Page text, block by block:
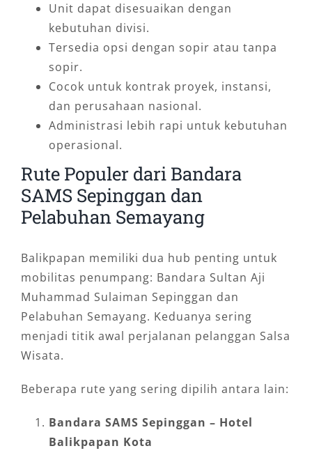
Unit dapat disesuaikan dengan
kebutuhan divisi.
Tersedia opsi dengan sopir atau tanpa
sopir.
Cocok untuk kontrak proyek, instansi,
dan perusahaan nasional.
Administrasi lebih rapi untuk kebutuhan
operasional.
Rute Populer dari Bandara
SAMS Sepinggan dan
Pelabuhan Semayang
Balikpapan memiliki dua hub penting untuk
mobilitas penumpang: Bandara Sultan Aji
Muhammad Sulaiman Sepinggan dan
Pelabuhan Semayang. Keduanya sering
menjadi titik awal perjalanan pelanggan Salsa
Wisata.
Beberapa rute yang sering dipilih antara lain:
Bandara SAMS Sepinggan – Hotel
Balikpapan Kota